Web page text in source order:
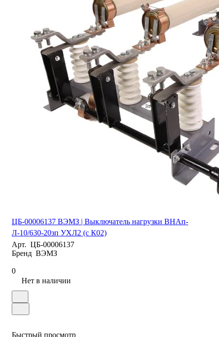
ЦБ-00006137 ВЭМЗ | Выключатель нагрузки ВНАп-
Л-10/630-20зп УХЛ2 (с К02)
Арт. ЦБ-00006137
Бренд ВЭМЗ
0
Нет в наличии
Быстрый просмотр